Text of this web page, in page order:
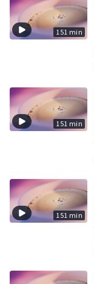
151 min
151 min
151 min